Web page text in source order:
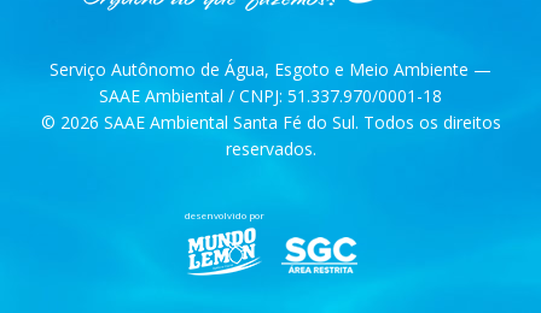
Serviço Autônomo de Água, Esgoto e Meio Ambiente —
SAAE Ambiental / CNPJ: 51.337.970/0001-18
© 2026 SAAE Ambiental Santa Fé do Sul. Todos os direitos
reservados.
desenvolvido por